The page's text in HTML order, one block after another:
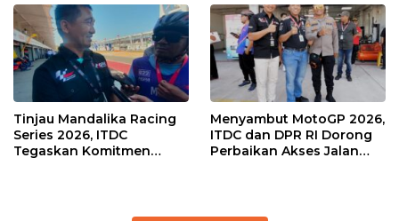
Tinjau Mandalika Racing
Series 2026, ITDC
Tegaskan Komitmen
Menyambut MotoGP 2026,
ITDC dan DPR RI Dorong
Perbaikan Akses Jalan